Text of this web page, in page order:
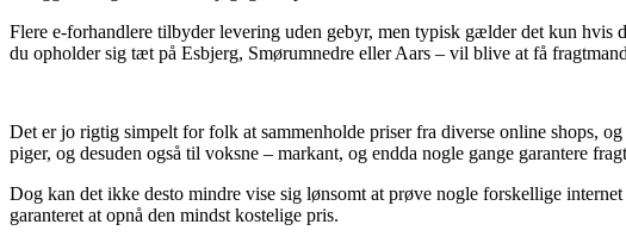
Flere e-forhandlere tilbyder levering uden gebyr, men typisk gælder det kun
du opholder sig tæt på Esbjerg, Smørumnedre eller Aars – vil blive at få
Det er jo rigtig simpelt for folk at sammenholde priser fra diverse online shops,
piger, og desuden også til voksne – markant, og endda nogle gange garantere
Dog kan det ikke desto mindre vise sig lønsomt at prøve nogle forskellige
garanteret at opnå den mindst kostelige pris.